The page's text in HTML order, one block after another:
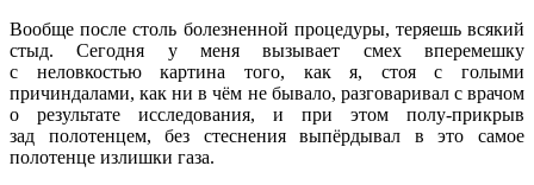
Вообще после столь болезненной процедуры, теряешь всякий
стыд. Сегодня у меня вызывает смех вперемешку
с неловкостью картина того, как я, стоя с голыми
причиндалами, как ни в чём не бывало, разговаривал с врачом
о результате исследования, и при этом полу-прикрыв
зад полотенцем, без стеснения выпёрдывал в это самое
полотенце излишки газа.